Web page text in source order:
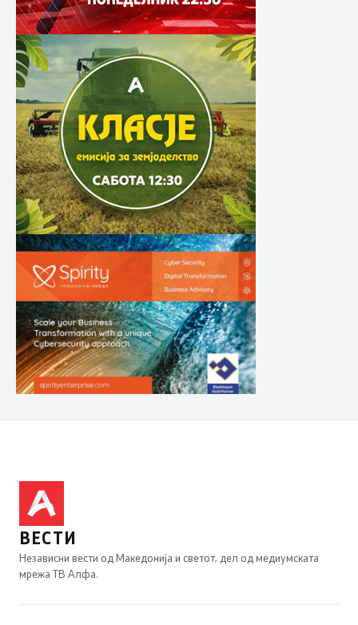
ВЕСТИ
Независни вести од Македонија и светот, дел од медиумската
мрежа ТВ Алфа.